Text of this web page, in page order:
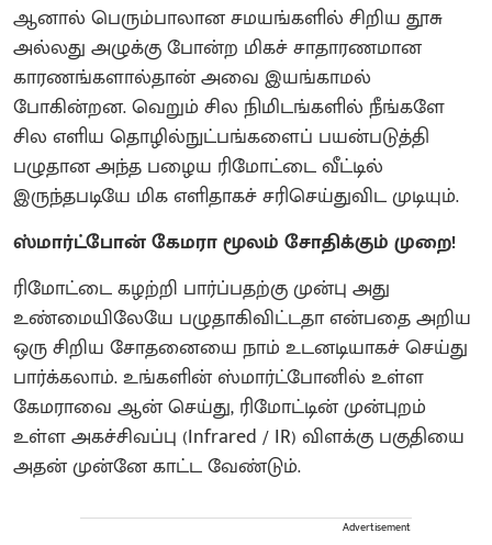
ஆனால் பெரும்பாலான சமயங்களில் சிறிய தூசு
அல்லது அழுக்கு போன்ற மிகச் சாதாரணமான
காரணங்களால்தான் அவை இயங்காமல்
போகின்றன. வெறும் சில நிமிடங்களில் நீங்களே
சில எளிய தொழில்நுட்பங்களைப் பயன்படுத்தி
பழுதான அந்த பழைய ரிமோட்டை வீட்டில்
இருந்தபடியே மிக எளிதாகச் சரிசெய்துவிட முடியும்.
ஸ்மார்ட்போன் கேமரா மூலம் சோதிக்கும் முறை!
ரிமோட்டை கழற்றி பார்ப்பதற்கு முன்பு அது
உண்மையிலேயே பழுதாகிவிட்டதா என்பதை அறிய
ஒரு சிறிய சோதனையை நாம் உடனடியாகச் செய்து
பார்க்கலாம். உங்களின் ஸ்மார்ட்போனில் உள்ள
கேமராவை ஆன் செய்து, ரிமோட்டின் முன்புறம்
உள்ள அகச்சிவப்பு (Infrared / IR) விளக்கு பகுதியை
அதன் முன்னே காட்ட வேண்டும்.
Advertisement